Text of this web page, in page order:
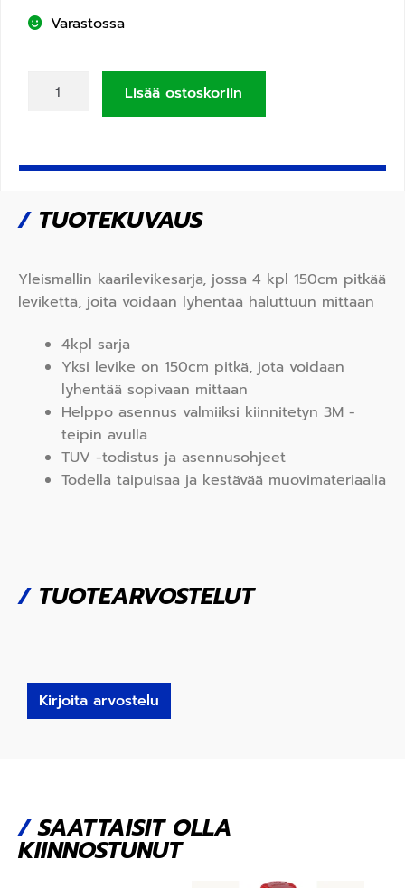
Varastossa
Lisää ostoskoriin
/TUOTEKUVAUS
Yleismallin kaarilevikesarja, jossa 4 kpl 150cm pitkää
levikettä, joita voidaan lyhentää haluttuun mittaan
4kpl sarja
Yksi levike on 150cm pitkä, jota voidaan
lyhentää sopivaan mittaan
Helppo asennus valmiiksi kiinnitetyn 3M -
teipin avulla
TUV -todistus ja asennusohjeet
Todella taipuisaa ja kestävää muovimateriaalia
/TUOTEARVOSTELUT
Kirjoita arvostelu
/SAATTAISIT OLLA
KIINNOSTUNUT